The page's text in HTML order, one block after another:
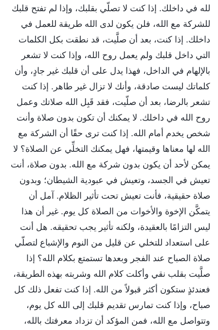
لله في داخلك. إذا كنت لا تصلّي بقلبك، وإذا لم تفتح قلبك
للشركة مع الله، فلن يكون لدى الله طريقة للعمل في
داخلك. إذا كنت، بعد أن صلَّيت، قد نطقت بكل الكلمات
التي داخل قلبك ولم يعمل روح الله، وإذا كنت لا تشعر
بالإلهام في الداخل، فهذا يدل على أن قلبك غير جادٍ، وأن
كلماتك ليست صادقة، وأنك لا تزال غير طاهر. إذا كنت
تشعر بالرضا، بعد أن صلّيت، فقد قَبِل الله صلاتك وعمل
روح الله في داخلك. لا يمكنك أن تكون بدون صلاة وأنت
شخص يخدم أمام الله. إذا كنت ترى حقًا أن الشركة مع
الله لها معناها وقيمتها، فهل يمكنك التخلِّي عن الصلاة؟ لا
يمكن لأحد أن يكون بدون شركة مع الله. بدون صلاة، أنت
تعيش في الجسد، وتعيش في عبودية الشيطان؛ وبدون
صلاة حقيقية، فأنت تعيش تحت تأثير الظلام. آمل أن
يتمكَّن الإخوة والأخوات من الصلاة كل يوم. غير أن هذا
ليس التزامًا بالعقيدة، ولكنه تأثير يجب تحقيقه. هل أنت
على استعداد للتخلي عن قليل من النوم والإشباع لتصلّي
صلاة الصباح عند الفجر وبعدها تستمتع بكلام الله؟ إذا
صلَّيت بقلب نقي وأكلت كلام الله وشربته بهذه الطريقة،
فعندئذٍ ستكون أكثر قبولاً من الله. إذا كنت تفعل ذلك كل
صباح، وإذا كنت تمارس تقديم قلبك إلى الله كل يوم،
وتتواصل مع الله، فمن المؤكد أن تزداد معرفتك بالله،